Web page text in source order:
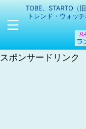
TOBE、STARTO（
トレンド・ウォッ
スポンサードリンク